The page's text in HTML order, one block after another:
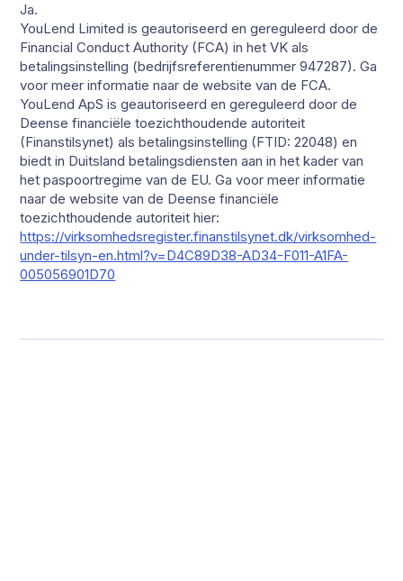
Ja.
YouLend Limited is geautoriseerd en gereguleerd door de
Financial Conduct Authority (FCA) in het VK als
betalingsinstelling (bedrijfsreferentienummer 947287). Ga
voor meer informatie naar de website van de FCA.
YouLend ApS is geautoriseerd en gereguleerd door de
Deense financiële toezichthoudende autoriteit
(Finanstilsynet) als betalingsinstelling (FTID: 22048) en
biedt in Duitsland betalingsdiensten aan in het kader van
het paspoortregime van de EU. Ga voor meer informatie
naar de website van de Deense financiële
toezichthoudende autoriteit hier:
https://virksomhedsregister.finanstilsynet.dk/virksomhed-
under-tilsyn-en.html?v=D4C89D38-AD34-F011-A1FA-
005056901D70